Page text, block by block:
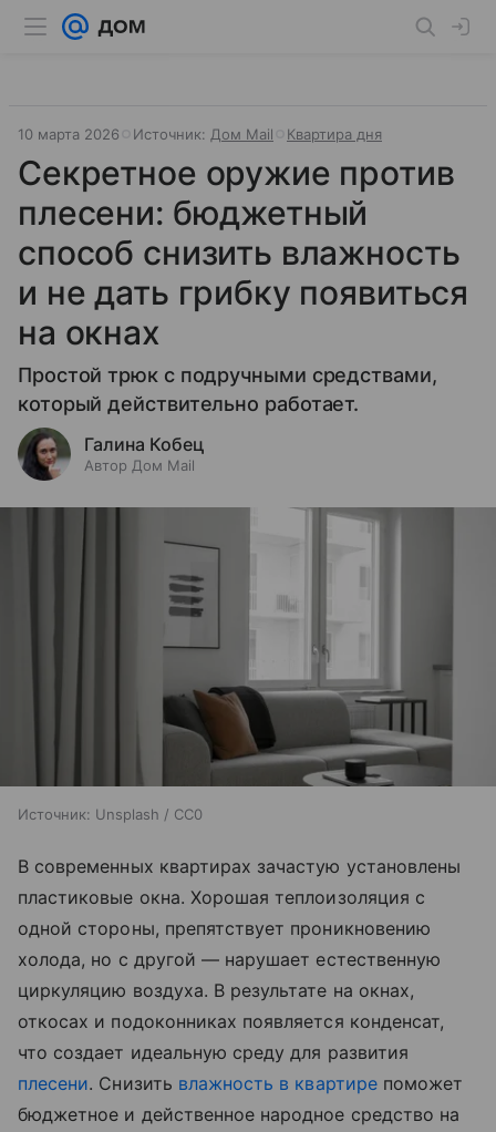
10 марта 2026 Источник: Дом Mail Квартира дня
Секретное оружие против
плесени: бюджетный
способ снизить влажность
и не дать грибку появиться
на окнах
Простой трюк с подручными средствами,
который действительно работает.
Галина Кобец
Автор Дом Mail
Источник: Unsplash / CC0
В современных квартирах зачастую установлены
пластиковые окна. Хорошая теплоизоляция с
одной стороны, препятствует проникновению
холода, но с другой — нарушает естественную
циркуляцию воздуха. В результате на окнах,
откосах и подоконниках появляется конденсат,
что создает идеальную среду для развития
плесени. Снизить влажность в квартирепоможет
бюджетное и действенное народное средство на